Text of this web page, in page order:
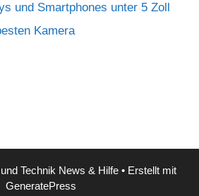
und Smartphones unter 5 Zoll
Kamera
Technik News & Hilfe • Erstellt mit
GeneratePress